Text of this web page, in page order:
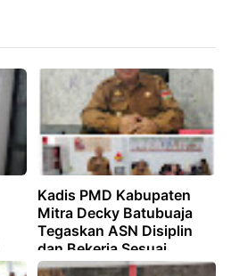
Kadis PMD Kabupaten
Mitra Decky Batubuaja
Tegaskan ASN Disiplin
dan Bekerja Sesuai
Tupoksi